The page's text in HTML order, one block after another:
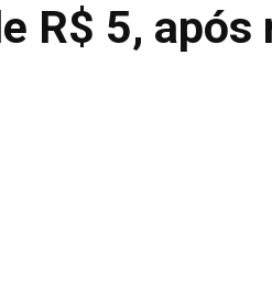
R$ 5, após